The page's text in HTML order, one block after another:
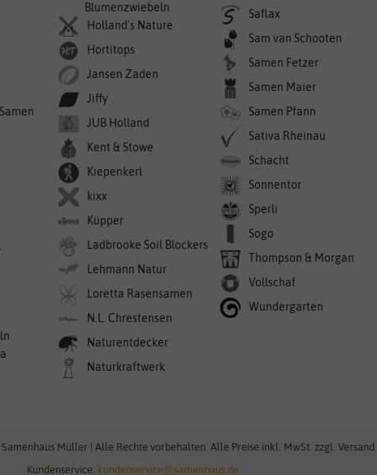
Blumenzwiebeln
Holland's Nature
Hortitops
Jansen Zaden
Jiffy
JUB Holland
Kent & Stowe
Kiepenkerl
kixx
Küpper
Ladbrooke Soil Blockers
Lehmann Natur
Loretta Rasensamen
N.L. Chrestensen
Naturentdecker
Naturkraftwerk
Saflax
Sam van Schooten
Samen Fetzer
Samen Maier
Samen Pfann
Sativa Rheinau
Schacht
Sonnentor
Sperli
Sogo
Thompson & Morgan
Vollschaf
Wundergarten
Müller | Alle Rechte vorbehalten. Alle Preise inkl. MwSt. zzgl. Versand.
Kundenservice: kundenservice@samenhaus.de